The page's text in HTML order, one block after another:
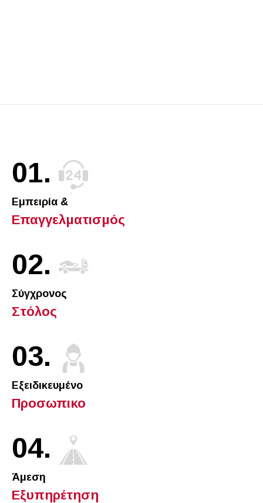
01.
Εμπειρία &
Επαγγελματισμός
02.
Σύγχρονος
Στόλος
03.
Εξειδικευμένο
Προσωπικο
04.
Άμεση
Εξυπηρέτηση